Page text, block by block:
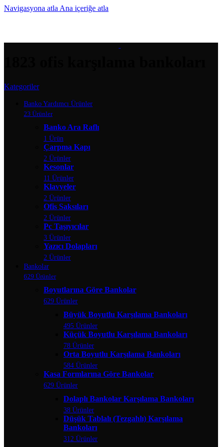
Navigasyona atla Ana içeriğe atla
Kategoriler
Banko Yardımcı Ürünler
23 Ürünler
Banko Ara Raflı
1 Ürün
Çarpma Kapı
2 Ürünler
Kesonlar
11 Ürünler
Klavyeler
2 Ürünler
Ofis Saksıları
2 Ürünler
Pc Taşıyıcılar
3 Ürünler
Yazıcı Dolapları
2 Ürünler
Bankolar
629 Ürünler
Boyutlarına Göre Bankolar
629 Ürünler
Büyük Boyutlu Karşılama Bankoları
495 Ürünler
Küçük Boyutlu Karşılama Bankoları
78 Ürünler
Orta Boyutlu Karşılama Bankoları
584 Ürünler
Kasa Formlarına Göre Bankolar
629 Ürünler
Dolaplı Bankolar Karşılama Bankoları
38 Ürünler
Düşük Tablalı (Tezgahlı) Karşılama
Bankoları
312 Ürünler